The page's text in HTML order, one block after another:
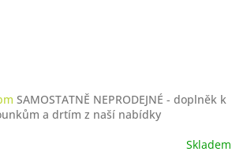
SAMOSTATNĚ NEPRODEJNÉ - doplněk k
a drtím z naší nabídky
Skladem